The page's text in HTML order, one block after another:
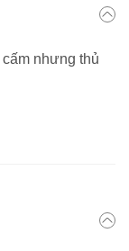
nhưng thủ